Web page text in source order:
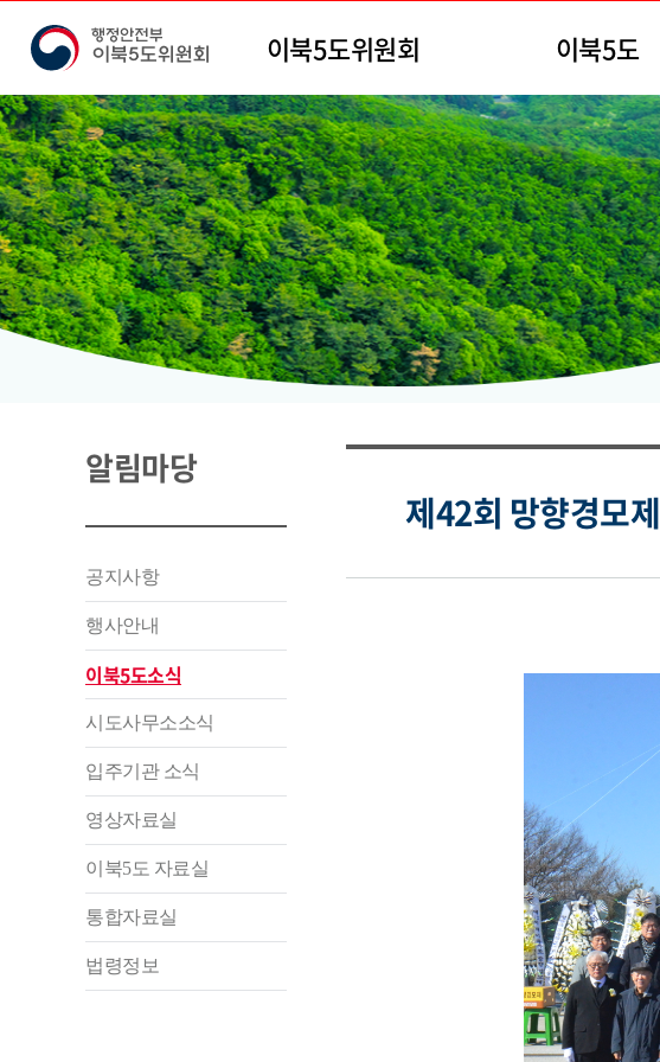
이북5도위원회 이북5도
알림마당
공지사항
행사안내
이북5도소식
시도사무소소식
입주기관 소식
영상자료실
이북5도 자료실
통합자료실
법령정보
제42회 망향경모제